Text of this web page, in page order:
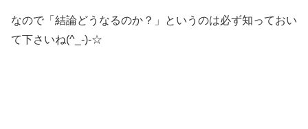
なので「結論どうなるのか？」というのは必ず知っておい
て下さいね(^_-)-☆